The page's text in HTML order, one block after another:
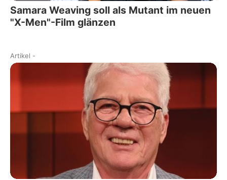
Samara Weaving soll als Mutant im neuen
"X-Men"-Film glänzen
Artikel -